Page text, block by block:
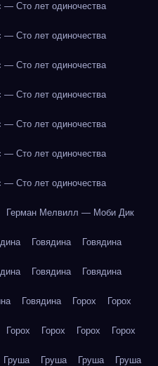
— Сто лет одиночества
— Сто лет одиночества
— Сто лет одиночества
— Сто лет одиночества
— Сто лет одиночества
— Сто лет одиночества
— Сто лет одиночества
Герман Мелвилл — Моби Дик
Говядина Говядина
Говядина Говядина
Говядина Горох Горох
Горох Горох Горох Горох
Груша Груша Груша Груша